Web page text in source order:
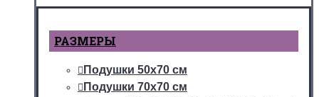
РАЗМЕРЫ
Подушки 50х70 см
Подушки 70х70 см